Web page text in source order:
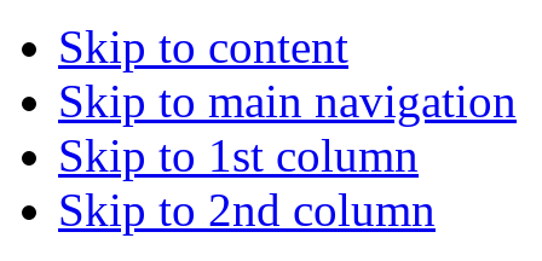
Skip to content
Skip to main navigation
Skip to 1st column
Skip to 2nd column